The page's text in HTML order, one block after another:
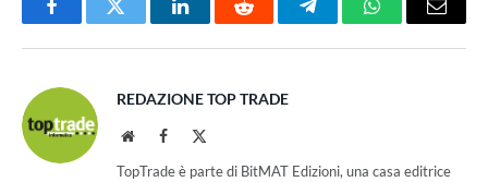
FacebookTwitter LinkedInReddit TelegramWhatsAppEmail
REDAZIONE TOP TRADE
WebsiteFacebook
TopTrade è parte di BitMAT Edizioni, una casa editrice